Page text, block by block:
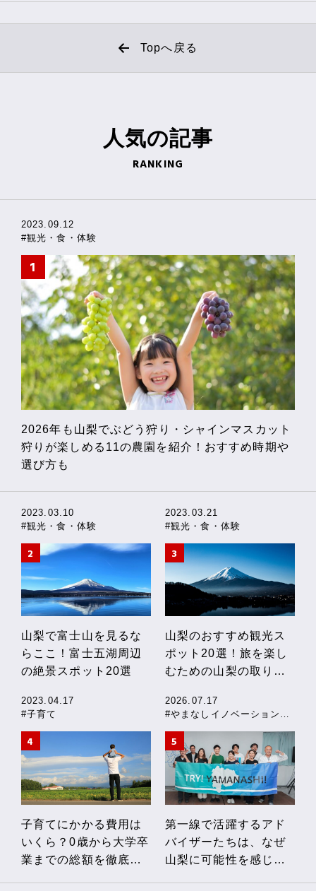
Topへ戻る
人気の記事
RANKING
2023.09.12
#観光・食・体験
2026年も山梨でぶどう狩り・シャインマスカット
狩りが楽しめる11の農園を紹介！おすすめ時期や
選び方も
2023.03.10
#観光・食・体験
山梨で富士山を見るな
らここ！富士五湖周辺
の絶景スポット20選
2023.03.21
#観光・食・体験
山梨のおすすめ観光ス
ポット20選！旅を楽し
むための山梨の取り組
2023.04.17
#子育て
子育てにかかる費用は
いくら？0歳から大学卒
業までの総額を徹底解
2026.07.17
#やまなしイノベーションストーリー
第一線で活躍するアド
バイザーたちは、なぜ
山梨に可能性を感じる